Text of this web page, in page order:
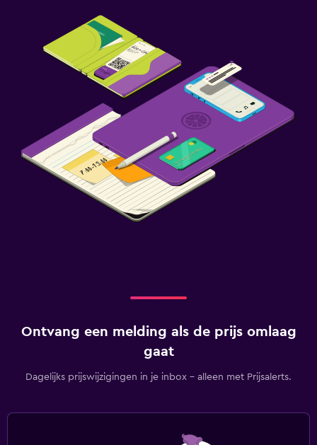
Ontvang een melding als de prijs omlaag
gaat
Dagelijks prijswijzigingen in je inbox - alleen met Prijsalerts.